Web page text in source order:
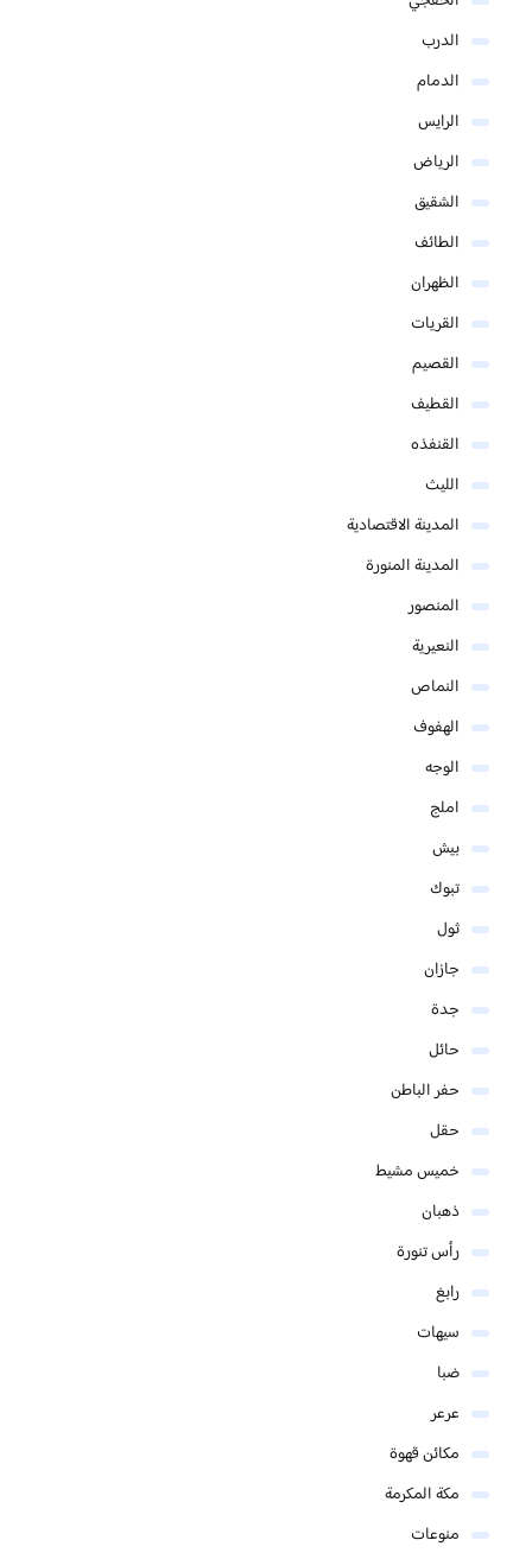
الدرب
الدمام
الرايس
الرياض
الشقيق
الطائف
الظهران
القريات
القصيم
القطيف
القنفذه
الليث
المدينة الاقتصادية
المدينة المنورة
المنصور
النعيرية
النماص
الهفوف
الوجه
املج
بيش
تبوك
ثول
جازان
جدة
حائل
حفر الباطن
حقل
خميس مشيط
ذهبان
رأس تنورة
رابغ
سيهات
ضبا
عرعر
مكائن قهوة
مكة المكرمة
منوعات